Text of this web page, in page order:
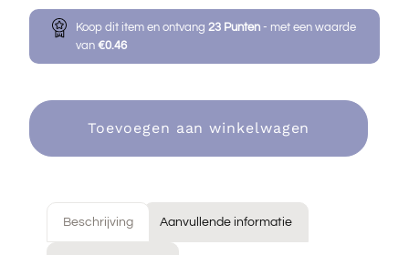
Koop dit item en ontvang23 Punten - met een waarde
van€0.46
Toevoegen aan winkelwagen
Beschrijving Aanvullende informatie